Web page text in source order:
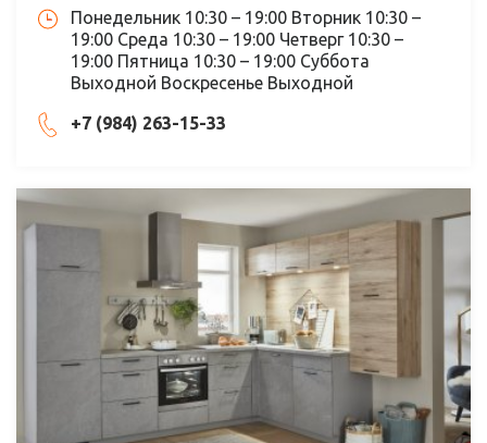
Понедельник 10:30 – 19:00 Вторник 10:30 –
19:00 Среда 10:30 – 19:00 Четверг 10:30 –
19:00 Пятница 10:30 – 19:00 Суббота
Выходной Воскресенье Выходной
+7 (984) 263-15-33